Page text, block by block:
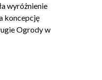
wyróżnienie
koncepcję
Ogrody w